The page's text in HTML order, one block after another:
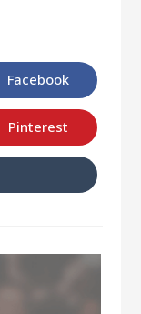
Facebook
Pinterest